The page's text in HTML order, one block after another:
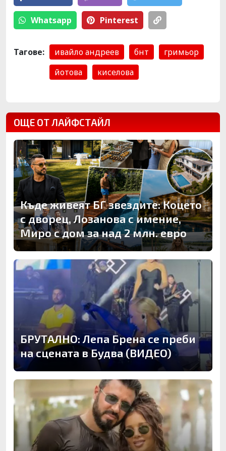
Whatsapp Pinterest
Тагове: ивайло андреев бнт
гримьор
йотова
киселова
ОЩЕ ОТ ЛАЙФСТАЙЛ
Къде живеят БГ звездите: Коцето
с дворец, Лозанова с имение,
Миро с дом за над 2 млн. евро
БРУТАЛНО: Лепа Брена се преби
на сцената в Будва (ВИДЕО)